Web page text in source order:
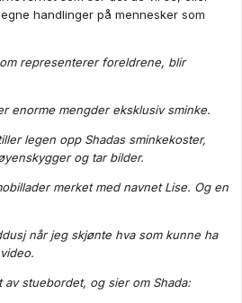
handlinger på mennesker som
representerer foreldrene, blir
enorme mengder eksklusiv sminke.
legen opp Shadas sminkekoster,
og tar bilder.
merket med navnet Lise. Og en
når jeg skjønte hva som kunne ha
stuebordet, og sier om Shada: